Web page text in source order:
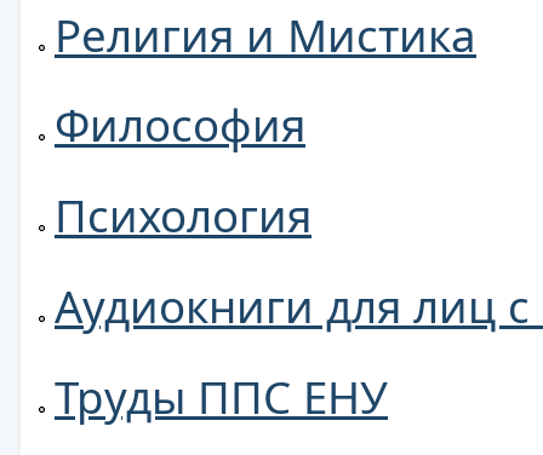
Религия и Мистика
Философия
Психология
Аудиокниги для лиц
Труды ППС ЕНУ